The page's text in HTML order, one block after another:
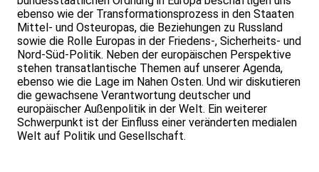
ebenso wie der Transformationsprozess in den Staaten
Mittel- und Osteuropas, die Beziehungen zu Russland
sowie die Rolle Europas in der Friedens-, Sicherheits- und
Nord-Süd-Politik. Neben der europäischen Perspektive
stehen transatlantische Themen auf unserer Agenda,
ebenso wie die Lage im Nahen Osten. Und wir diskutieren
die gewachsene Verantwortung deutscher und
europäischer Außenpolitik in der Welt. Ein weiterer
Schwerpunkt ist der Einfluss einer veränderten medialen
Welt auf Politik und Gesellschaft.